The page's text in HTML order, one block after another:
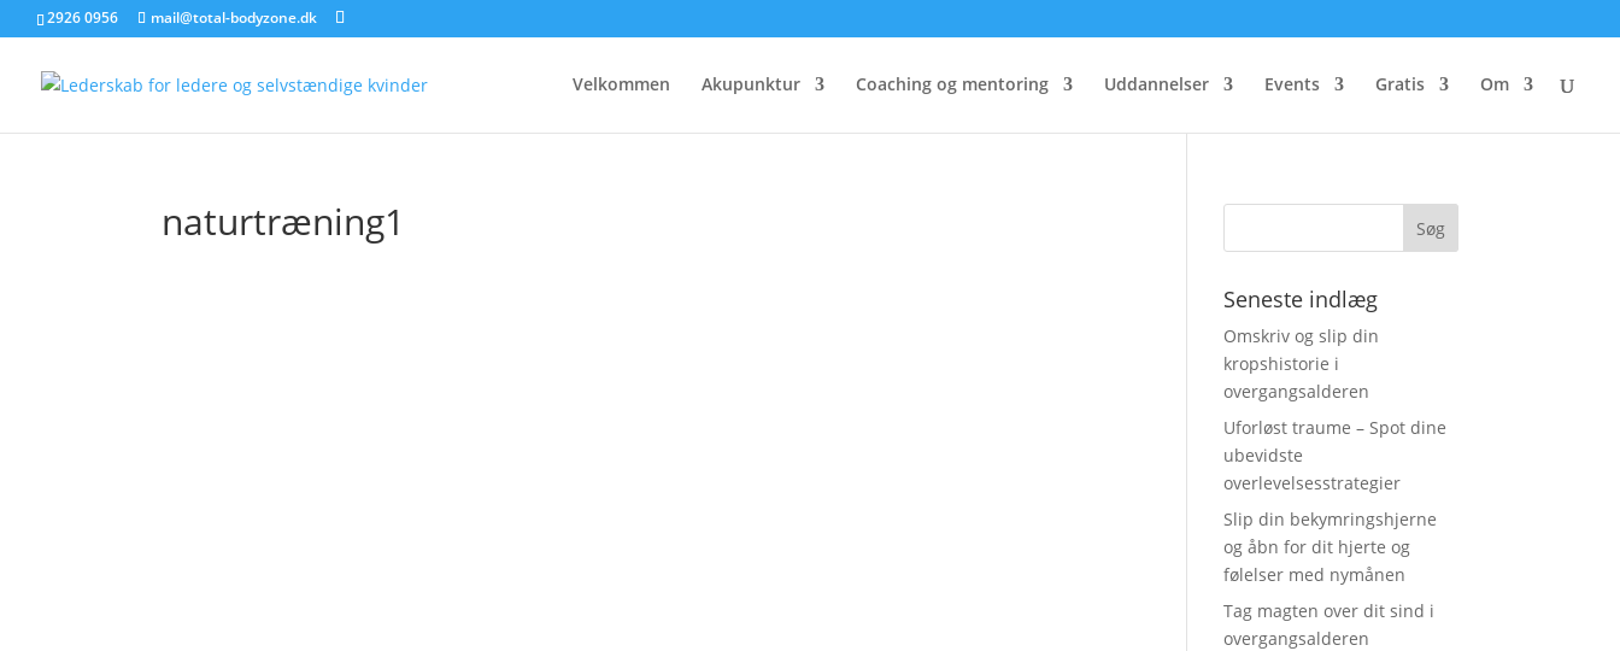
2926 0956 mail@total-bodyzone.dk
Velkommen Akupunktur Coaching og mentoring Uddannelser Events Gratis Om
naturtræning1
Seneste indlæg
Omskriv og slip din
kropshistorie i
overgangsalderen
Uforløst traume – Spot dine
ubevidste
overlevelsesstrategier
Slip din bekymringshjerne
og åbn for dit hjerte og
følelser med nymånen
Tag magten over dit sind i
overgangsalderen